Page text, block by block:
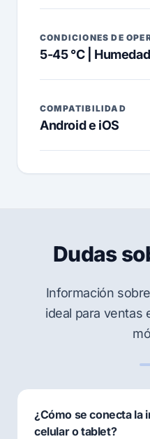
CONDICIONES DE
5-45 °C |
COMPATIBILIDAD
Android e iOS
Dudas
Información
ideal para ventas
¿Cómo se conecta la
celular o tablet?